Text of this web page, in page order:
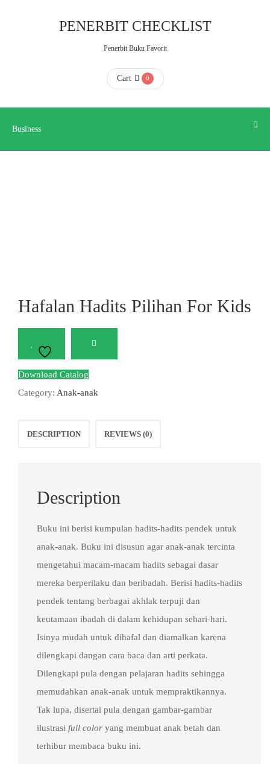
PENERBIT CHECKLIST
Penerbit Buku Favorit
Cart 0
Business
US
Hafalan Hadits Pilihan For Kids
Download Catalog
Category: Anak-anak
DESCRIPTION REVIEWS (0)
Description
Buku ini berisi kumpulan hadits-hadits pendek untuk
anak-anak. Buku ini disusun agar anak-anak tercinta
mengetahui macam-macam hadits sebagai dasar
mereka berperilaku dan beribadah. Berisi hadits-hadits
pendek tentang berbagai akhlak terpuji dan
keutamaan ibadah di dalam kehidupan sehari-hari.
Isinya mudah untuk dihafal dan diamalkan karena
dilengkapi dangan cara baca dan arti perkata.
Dilengkapi pula dengan pelajaran hadits sehingga
memudahkan anak-anak untuk mempraktikannya.
Tak lupa, disertai pula dengan gambar-gambar
ilustrasi full color yang membuat anak betah dan
terhibur membaca buku ini.